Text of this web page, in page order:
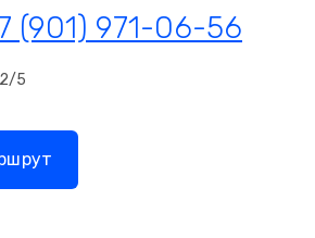
(901) 971-06-56
5